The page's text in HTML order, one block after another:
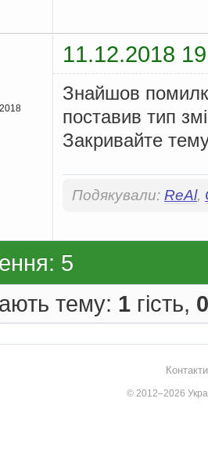
11.12.2018
Знайшов
поставив тип
Закривайте
Подякували: ReAl,
5
тему: 1 гість, 0
© 2012–2026